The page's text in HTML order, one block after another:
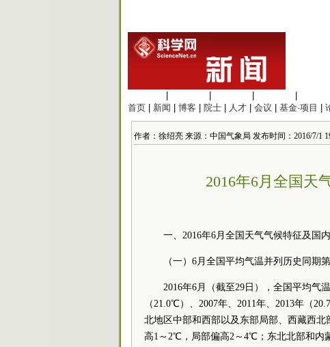
首页
新闻 博客 院士 人才 会议 基金·项目
作者：徐绍亮 来源：中国气象局 发布时间：2016/7/1
2016年6月全国天
一、2016年6月全国天气气候特征及国
（一）6月全国平均气温并列历史同期
2016年6月（截至29日），全国平均
（21.0℃）、2007年、2011年、2013年（
北地区中部和西部以及东部局部、西藏西
高1～2℃，局部偏高2～4℃；东北北部和内